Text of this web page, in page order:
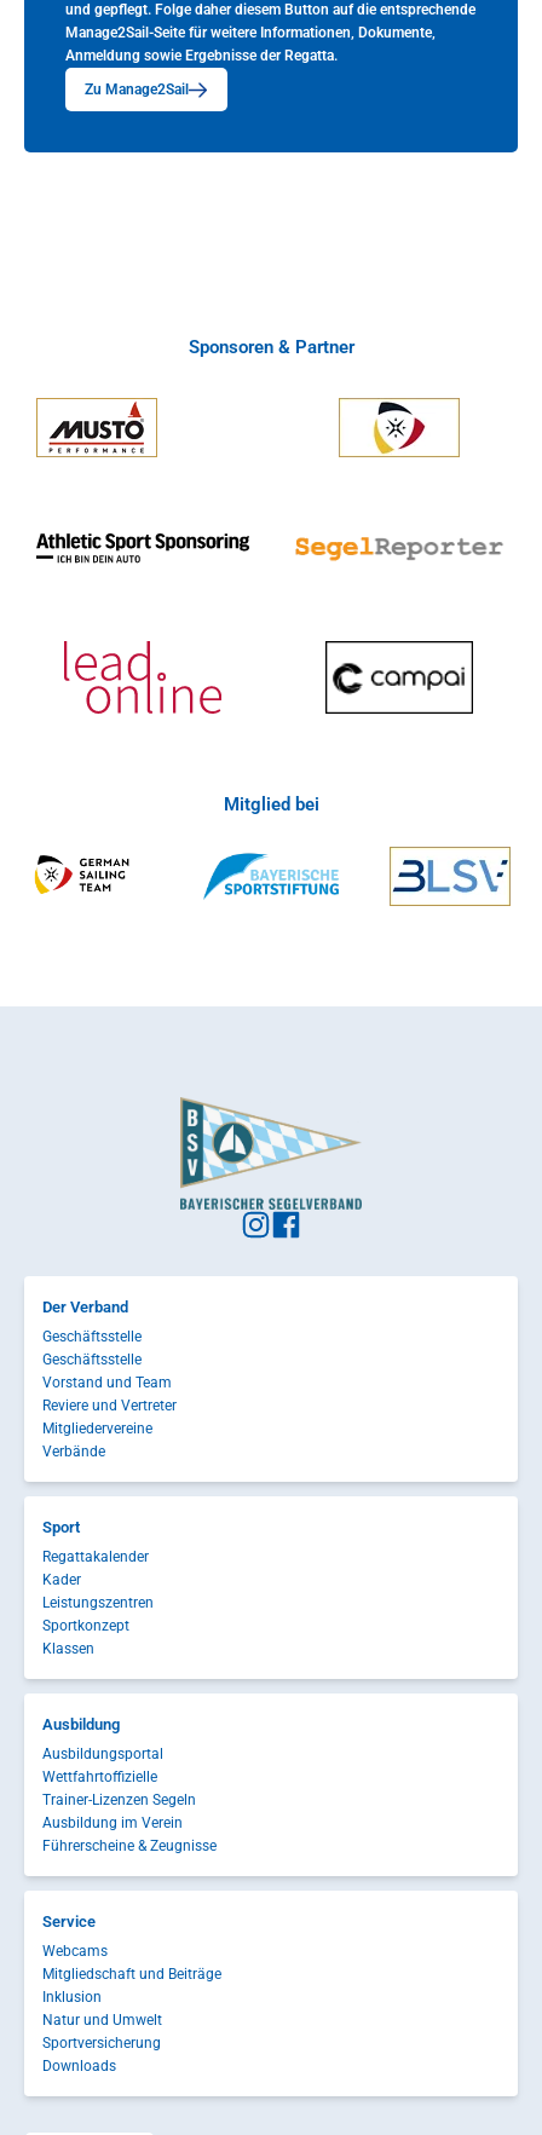
und gepflegt. Folge daher diesem Button auf die entsprechende
Manage2Sail-Seite für weitere Informationen, Dokumente,
Anmeldung sowie Ergebnisse der Regatta.
Zu Manage2Sail
Sponsoren & Partner
Mitglied bei
Der Verband
Geschäftsstelle
Geschäftsstelle
Vorstand und Team
Reviere und Vertreter
Mitgliedervereine
Verbände
Sport
Regattakalender
Kader
Leistungszentren
Sportkonzept
Klassen
Ausbildung
Ausbildungsportal
Wettfahrtoffizielle
Trainer-Lizenzen Segeln
Ausbildung im Verein
Führerscheine & Zeugnisse
Service
Webcams
Mitgliedschaft und Beiträge
Inklusion
Natur und Umwelt
Sportversicherung
Downloads